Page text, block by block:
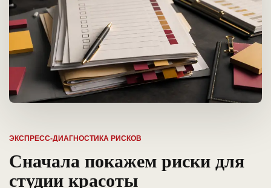
ЭКСПРЕСС-ДИАГНОСТИКА РИСКОВ
Сначала покажем риски для
студии красоты